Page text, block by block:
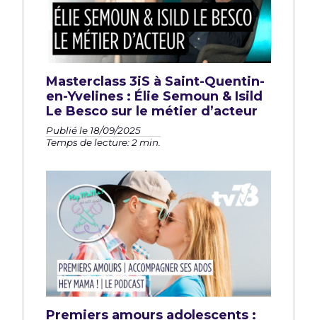
Masterclass 3iS à Saint-Quentin-
en-Yvelines : Élie Semoun & Isild
Le Besco sur le métier d’acteur
Publié le 18/09/2025
Temps de lecture: 2 min.
Premiers amours adolescents :